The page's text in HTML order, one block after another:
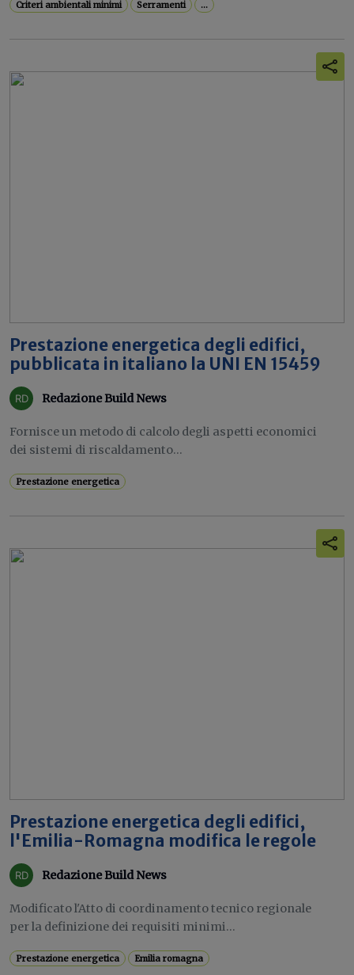
Criteri ambientali minimi Serramenti ...
Prestazione energetica degli edifici,
pubblicata in italiano la UNI EN 15459
Redazione Build News
Fornisce un metodo di calcolo degli aspetti economici
dei sistemi di riscaldamento...
Prestazione energetica
Prestazione energetica degli edifici,
l'Emilia-Romagna modifica le regole
Redazione Build News
Modificato l'Atto di coordinamento tecnico regionale
per la definizione dei requisiti minimi...
Prestazione energetica Emilia romagna